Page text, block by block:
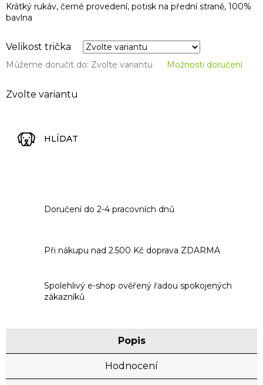
Zvolte variantu
Velikost trička
Můžeme doručit do: Zvolte variantu Možnosti doručení
Krátký rukáv, černé provedení, potisk na přední straně, 100%
bavlna
HLÍDAT
Doručení do 2-4 pracovních dnů
Při nákupu nad 2.500 Kč doprava ZDARMA
Spolehlivý e-shop ověřený řadou spokojených
zákazníků
Popis
Hodnocení